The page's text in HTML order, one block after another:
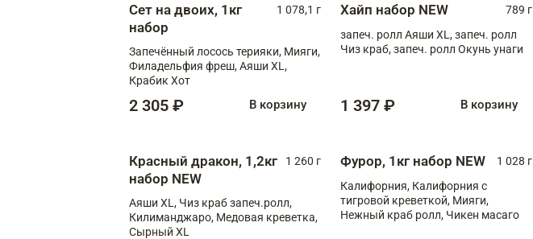
Сет на двоих, 1кг
набор
1 078,1 г
Запечённый лосось терияки, Мияги,
Филадельфия фреш, Аяши XL,
Крабик Хот
2 305 ₽ В корзину
Хайп набор NEW
789 г
запеч. ролл Аяши XL, запеч. ролл
Чиз краб, запеч. ролл Окунь унаги
1 397 ₽ В корзину
Красный дракон, 1,2кг
набор NEW
1 260 г
Аяши XL, Чиз краб запеч.ролл,
Килиманджаро, Медовая креветка,
Сырный XL
Фурор, 1кг набор NEW
1 028 г
Калифорния, Калифорния с
тигровой креветкой, Мияги,
Нежный краб ролл, Чикен масаго